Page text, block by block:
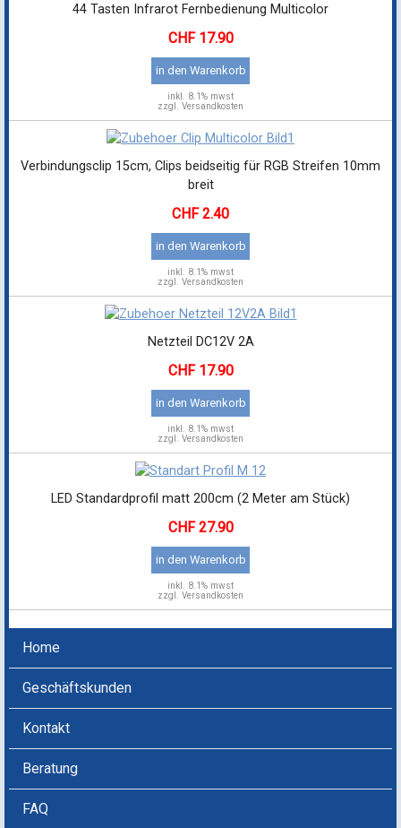
44 Tasten Infrarot Fernbedienung Multicolor
17.90
in den Warenkorb
inkl. 8.1% mwst
zzgl. Versandkosten
Verbindungsclip 15cm, Clips beidseitig für RGB Streifen 10mm
breit
2.40
in den Warenkorb
inkl. 8.1% mwst
zzgl. Versandkosten
Netzteil DC12V 2A
17.90
in den Warenkorb
inkl. 8.1% mwst
zzgl. Versandkosten
LED Standardprofil matt 200cm (2 Meter am Stück)
27.90
in den Warenkorb
inkl. 8.1% mwst
zzgl. Versandkosten
Home
Geschäftskunden
Kontakt
Beratung
FAQ